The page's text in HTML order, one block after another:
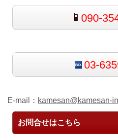
090-
03-
E-mail： kamesan@kamesan-
お問合せはこちら